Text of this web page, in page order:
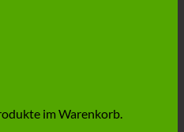
im Warenkorb.